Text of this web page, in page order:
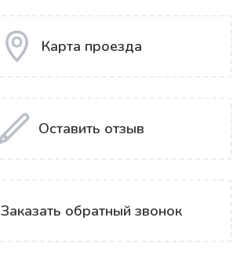
Карта проезда
Оставить отзыв
Заказать обратный звонок